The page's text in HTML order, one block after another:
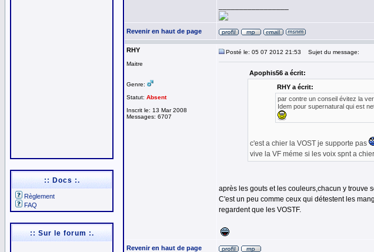
:: Docs :.
Règlement
FAQ
:: Sur le forum :.
Revenir en haut de page
RHY
Maitre
Genre:
Statut: Absent
Inscrit le: 13 Mar 2008
Messages: 6707
Posté le: 05 07 2012 21:53 Sujet du message:
Apophis56 a écrit:
RHY a écrit:
par contre un conseil évitez la
Idem pour supernatural qui est
c'est a chier la VOST je supporte pas
vive la VF méme si les voix spnt a
après les gouts et les couleurs,chacun y trouve
C'est un peu comme ceux qui détestent les
regardent que les VOSTF.
Revenir en haut de page